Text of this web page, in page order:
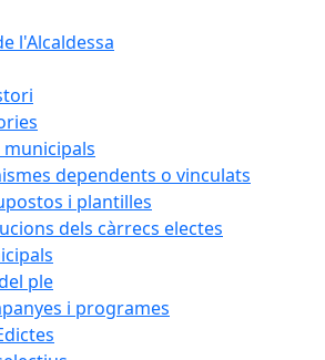
l'Alcaldessa
municipals
dependents o vinculats
i plantilles
dels càrrecs electes
ple
i programes